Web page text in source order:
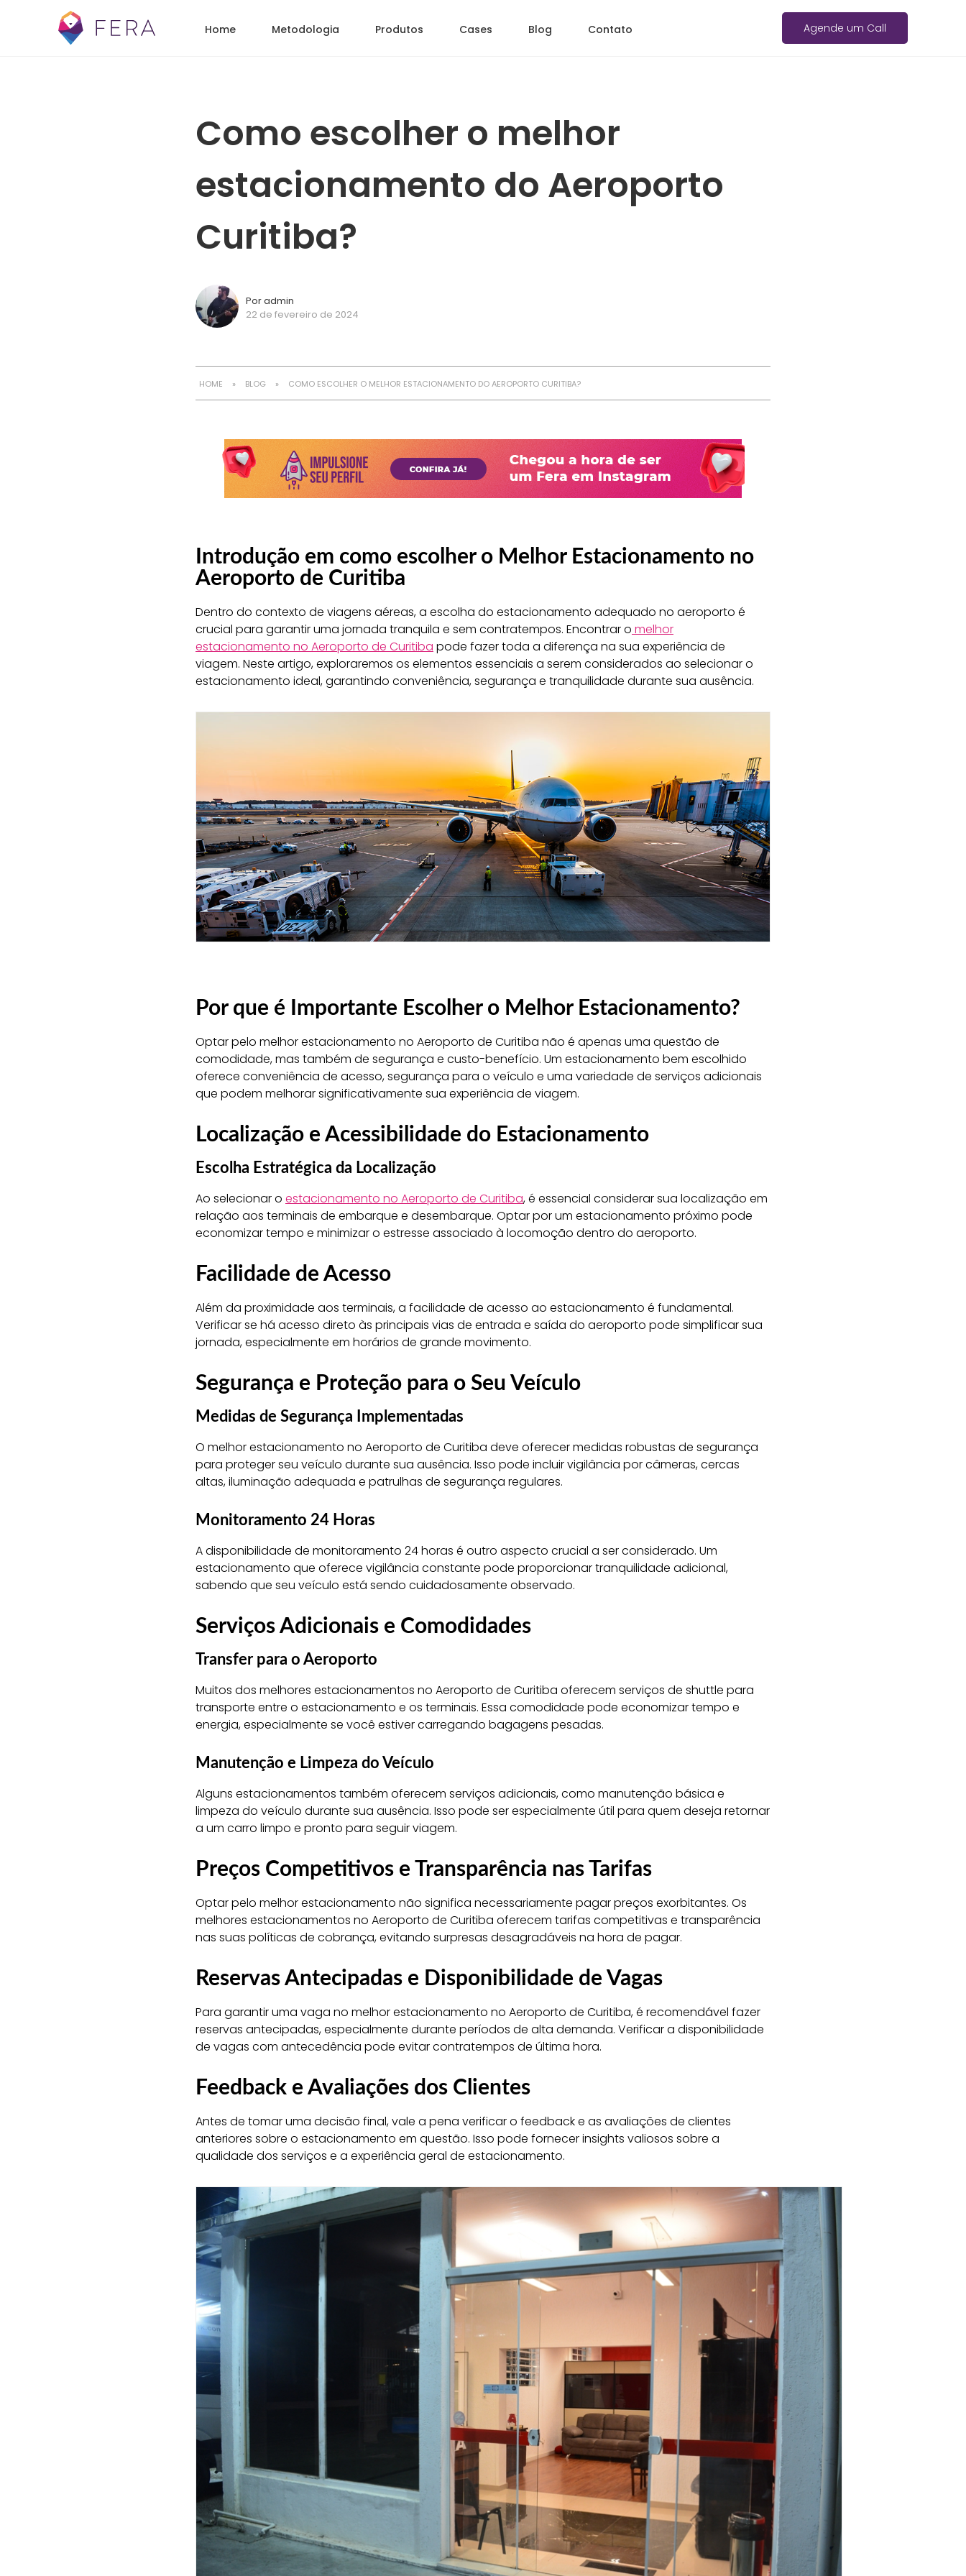
Home Metodologia Produtos Cases Blog Contato Agende um Call
Como escolher o melhor
estacionamento do Aeroporto
Curitiba?
Por admin
22 de fevereiro de 2024
HOME » BLOG » COMO ESCOLHER O MELHOR ESTACIONAMENTO DO AEROPORTO CURITIBA?
Introdução em como escolher o Melhor Estacionamento no
Aeroporto de Curitiba
Dentro do contexto de viagens aéreas, a escolha do estacionamento adequado no aeroporto é
crucial para garantir uma jornada tranquila e sem contratempos. Encontrar o melhor
estacionamento no Aeroporto de Curitiba pode fazer toda a diferença na sua experiência de
viagem. Neste artigo, exploraremos os elementos essenciais a serem considerados ao selecionar o
estacionamento ideal, garantindo conveniência, segurança e tranquilidade durante sua ausência.
Por que é Importante Escolher o Melhor Estacionamento?
Optar pelo melhor estacionamento no Aeroporto de Curitiba não é apenas uma questão de
comodidade, mas também de segurança e custo-benefício. Um estacionamento bem escolhido
oferece conveniência de acesso, segurança para o veículo e uma variedade de serviços adicionais
que podem melhorar significativamente sua experiência de viagem.
Localização e Acessibilidade do Estacionamento
Escolha Estratégica da Localização
Ao selecionar o estacionamento no Aeroporto de Curitiba, é essencial considerar sua localização em
relação aos terminais de embarque e desembarque. Optar por um estacionamento próximo pode
economizar tempo e minimizar o estresse associado à locomoção dentro do aeroporto.
Facilidade de Acesso
Além da proximidade aos terminais, a facilidade de acesso ao estacionamento é fundamental.
Verificar se há acesso direto às principais vias de entrada e saída do aeroporto pode simplificar sua
jornada, especialmente em horários de grande movimento.
Segurança e Proteção para o Seu Veículo
Medidas de Segurança Implementadas
O melhor estacionamento no Aeroporto de Curitiba deve oferecer medidas robustas de segurança
para proteger seu veículo durante sua ausência. Isso pode incluir vigilância por câmeras, cercas
altas, iluminação adequada e patrulhas de segurança regulares.
Monitoramento 24 Horas
A disponibilidade de monitoramento 24 horas é outro aspecto crucial a ser considerado. Um
estacionamento que oferece vigilância constante pode proporcionar tranquilidade adicional,
sabendo que seu veículo está sendo cuidadosamente observado.
Serviços Adicionais e Comodidades
Transfer para o Aeroporto
Muitos dos melhores estacionamentos no Aeroporto de Curitiba oferecem serviços de shuttle para
transporte entre o estacionamento e os terminais. Essa comodidade pode economizar tempo e
energia, especialmente se você estiver carregando bagagens pesadas.
Manutenção e Limpeza do Veículo
Alguns estacionamentos também oferecem serviços adicionais, como manutenção básica e
limpeza do veículo durante sua ausência. Isso pode ser especialmente útil para quem deseja retornar
a um carro limpo e pronto para seguir viagem.
Preços Competitivos e Transparência nas Tarifas
Optar pelo melhor estacionamento não significa necessariamente pagar preços exorbitantes. Os
melhores estacionamentos no Aeroporto de Curitiba oferecem tarifas competitivas e transparência
nas suas políticas de cobrança, evitando surpresas desagradáveis na hora de pagar.
Reservas Antecipadas e Disponibilidade de Vagas
Para garantir uma vaga no melhor estacionamento no Aeroporto de Curitiba, é recomendável fazer
reservas antecipadas, especialmente durante períodos de alta demanda. Verificar a disponibilidade
de vagas com antecedência pode evitar contratempos de última hora.
Feedback e Avaliações dos Clientes
Antes de tomar uma decisão final, vale a pena verificar o feedback e as avaliações de clientes
anteriores sobre o estacionamento em questão. Isso pode fornecer insights valiosos sobre a
qualidade dos serviços e a experiência geral de estacionamento.